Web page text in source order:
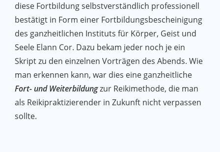
diese Fortbildung selbstverständlich professionell
bestätigt in Form einer Fortbildungsbescheinigung
des ganzheitlichen Instituts für Körper, Geist und
Seele Elann Cor. Dazu bekam jeder noch je ein
Skript zu den einzelnen Vorträgen des Abends. Wie
man erkennen kann, war dies eine ganzheitliche
Fort- und Weiterbildungzur Reikimethode, die man
als Reikipraktizierender in Zukunft nicht verpassen
sollte.